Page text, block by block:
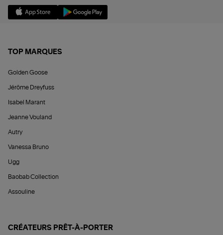
TOP MARQUES
Golden Goose
Jérôme Dreyfuss
Isabel Marant
Jeanne Vouland
Autry
Vanessa Bruno
Ugg
Baobab Collection
Assouline
CRÉATEURS PRÊT-À-PORTER